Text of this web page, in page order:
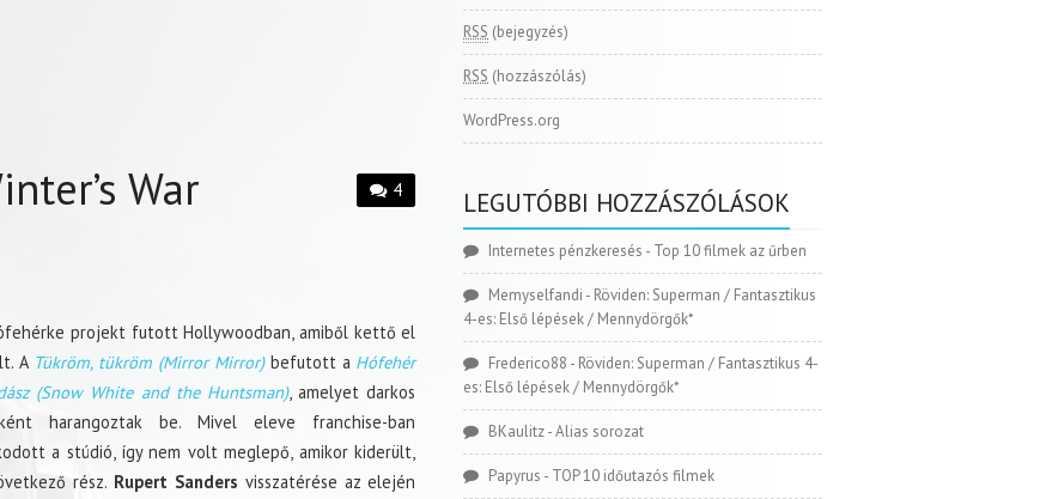
4
War
projekt futott Hollywoodban, amiből kettő el
A Tükröm, tükröm (Mirror Mirror)befutott a Hófehér
(Snow White and the Huntsman), amelyet darkos
harangoztak be. Mivel eleve franchise-ban
a stúdió, így nem volt meglepő, amikor kiderült,
rész. Rupert Sanders visszatérése az elején
RSS (bejegyzés)
RSS (hozzászólás)
WordPress.org
LEGUTÓBBI HOZZÁSZÓLÁSOK
Internetes pénzkeresés - Top 10 filmek az űrben
Memyselfandi - Röviden: Superman / Fantasztikus
4-es: Első lépések / Mennydörgők*
Frederico88 - Röviden: Superman / Fantasztikus 4-
es: Első lépések / Mennydörgők*
BKaulitz-Alias sorozat
Papyrus - TOP 10 időutazós filmek